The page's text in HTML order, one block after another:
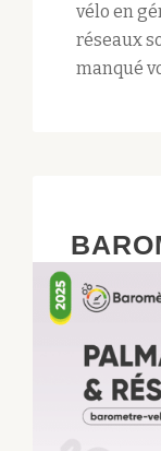
vélo en
réseaux
manqué